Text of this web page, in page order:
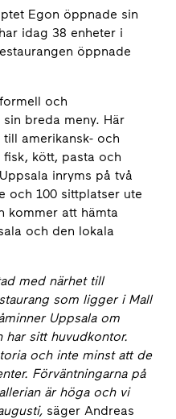
Egon öppnade sin
idag 38 enheter i
öppnade
och
breda meny. Här
amerikansk- och
kött, pasta och
inryms på två
och 100 sittplatser ute
kommer att hämta
och den lokala
med närhet till
som ligger i Mall
Uppsala om
har sitt huvudkontor.
och inte minst att de
Förväntningarna på
är höga och vi
säger Andreas